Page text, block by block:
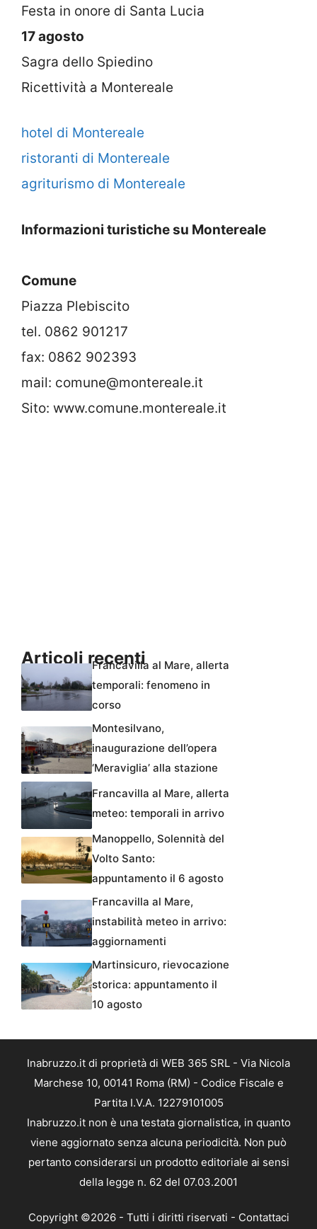
Festa in onore di Santa Lucia
17 agosto
Sagra dello Spiedino
Ricettività a Montereale
hotel di Montereale
ristoranti di Montereale
agriturismo di Montereale
Informazioni turistiche su Montereale
Comune
Piazza Plebiscito
tel. 0862 901217
fax: 0862 902393
mail: comune@montereale.it
Sito: www.comune.montereale.it
Articoli recentiFrancavilla al Mare, allerta
temporali: fenomeno in
corso
Montesilvano,
inaugurazione dell’opera
‘Meraviglia’ alla stazione
Francavilla al Mare, allerta
meteo: temporali in arrivo
Manoppello, Solennità del
Volto Santo:
appuntamento il 6 agosto
Francavilla al Mare,
instabilità meteo in arrivo:
aggiornamenti
Martinsicuro, rievocazione
storica: appuntamento il
10 agosto
Inabruzzo.it di proprietà di WEB 365 SRL - Via Nicola
Marchese 10, 00141 Roma (RM) - Codice Fiscale e
Partita I.V.A. 12279101005
Inabruzzo.it non è una testata giornalistica, in quanto
viene aggiornato senza alcuna periodicità. Non può
pertanto considerarsi un prodotto editoriale ai sensi
della legge n. 62 del 07.03.2001
Copyright ©2026 - Tutti i diritti riservati - Contattaci